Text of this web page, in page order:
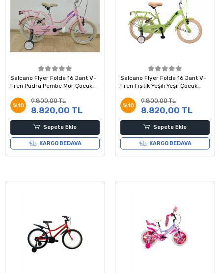
Salcano Flyer Folda 16 Jant V-
Fren Pudra Pembe Mor Çocuk
%10
9.800,00 TL
8.820,00 TL
Sepete Ekle
KARGO BEDAVA
Salcano Flyer Folda 16 Jant V-
Fren Fıstık Yeşili Yeşil Çocuk
%10
9.800,00 TL
8.820,00 TL
Sepete Ekle
KARGO BEDAVA